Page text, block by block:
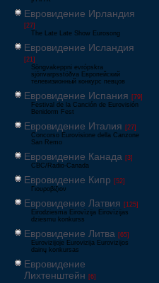
Евровидение Ирландия
[27]
The Late Late Show Eurosong
Евровидение Исландия
[21]
Söngvakeppni evrópskra
sjónvarpsstöðva Европейский
телевизионный конкурс певцов
Евровидение Испания [79]
Festival de la Canción de Eurovisión
Benidorm Fest
Евровидение Италия [27]
Concorso Eurovisione della Canzone
San Remo
Евровидение Канада [3]
CBC/Radio-Canada
Евровидение Кипр [52]
Γιουροβίζιον
Евровидение Латвия [125]
Eirodziesma Eirovīzija Eirovīzijas
dziesmu konkurss
Евровидение Литва [65]
Eurovizijoje Eurovizija Eurovizijos
dainų konkursas
Евровидение
Лихтенштейн [6]